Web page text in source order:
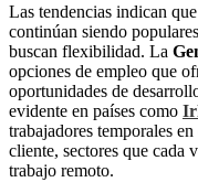
Las tendencias indican
continúan siendo
buscan flexibilidad. La
opciones de empleo que
oportunidades de
evidente en países como
trabajadores temporales
cliente, sectores que cada
trabajo remoto.